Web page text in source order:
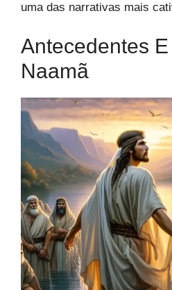
uma das narrativas mais
Antecedentes
Naamã